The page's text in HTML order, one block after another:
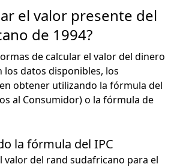
el valor presente del
de 1994?
de calcular el valor del dinero
los datos disponibles, los
obtener utilizando la fórmula del
al Consumidor) o la fórmula de
la fórmula del IPC
valor del rand sudafricano para el